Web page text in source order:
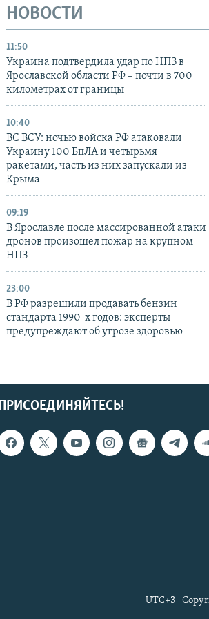
НОВОСТИ
11:50
Украина подтвердила удар по НПЗ в
Ярославской области РФ – почти в 700
километрах от границы
10:40
ВС ВСУ: ночью войска РФ атаковали
Украину 100 БпЛА и четырьмя
ракетами, часть из них запускали из
Крыма
09:19
В Ярославле после массированной атаки
дронов произошел пожар на крупном
НПЗ
23:00
В РФ разрешили продавать бензин
стандарта 1990-х годов: эксперты
предупреждают об угрозе здоровью
ПРИСОЕДИНЯЙТЕСЬ!
UTC+3